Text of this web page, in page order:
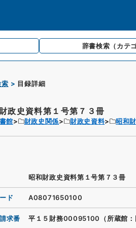
辞書検索 （カテ
目録詳細
政史資料第１号第７３冊
館 財政史関係 財政史資料 昭和
昭和財政史資料第１号第７３冊
ド A08071650100
求番
平１５財務00095100（所蔵館：